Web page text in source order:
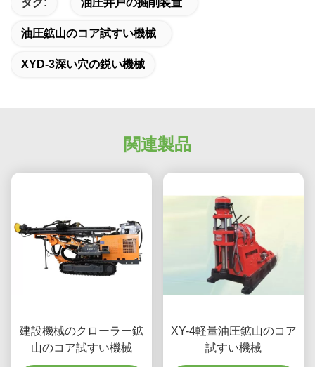
タグ: 油圧井戸の掘削装置
油圧鉱山のコア試すい機械
XYD-3深い穴の鋭い機械
関連製品
建設機械のクローラー鉱
山のコア試すい機械
XY-4軽量油圧鉱山のコア
試すい機械